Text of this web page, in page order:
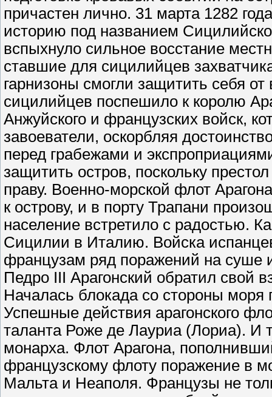
причастен лично. 31 марта 1282
историю под названием
вспыхнуло сильное восстание
ставшие для сицилийцев
гарнизоны смогли защитить себя
сицилийцев поспешило к королю
Анжуйского и французских войск,
завоеватели, оскорбляя
перед грабежами и
защитить остров, поскольку
праву. Военно-морской флот
к острову, и в порту Трапани
население встретило с радостью.
Сицилии в Италию. Войска
французам ряд поражений на суше
Педро III Арагонский обратил свой
Началась блокада со стороны моря
Успешные действия арагонского
таланта Роже де Лауриа (Лориа). И
монарха. Флот Арагона,
французскому флоту поражение в
Мальта и Неаполя. Французы не